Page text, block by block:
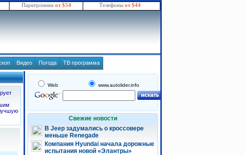
Парктроники от $54 Телефоны от $44
Видео Погода ТВ программа
Web www.autolider.info
Свежие новости
В Jeep задумались о кроссовере
меньше Renegade
Компания Hyundai начала дорожные
испытания новой «Элантры»